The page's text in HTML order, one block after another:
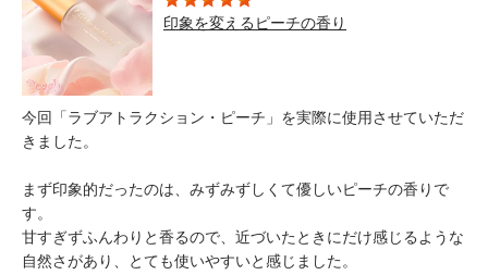
印象を変えるピーチの香り
今回「ラブアトラクション・ピーチ」を実際に使用させていただ
きました。
まず印象的だったのは、みずみずしくて優しいピーチの香りで
す。
甘すぎずふんわりと香るので、近づいたときにだけ感じるような
自然さがあり、とても使いやすいと感じました。